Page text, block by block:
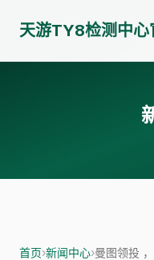
天游TY8检测中心
首页›新闻中心›曼图领投